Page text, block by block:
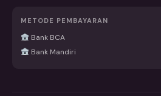
METODE PEMBAYARAN
Bank BCA
Bank Mandiri